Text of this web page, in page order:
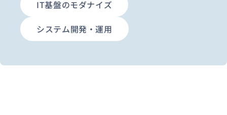
IT基盤のモダナイズ
システム開発・運用